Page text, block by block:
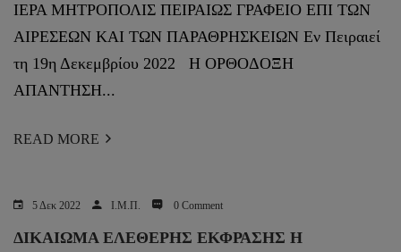
ΙΕΡΑ ΜΗΤΡΟΠΟΛΙΣ ΠΕΙΡΑΙΩΣ ΓΡΑΦΕΙΟ ΕΠΙ ΤΩΝ
ΑΙΡΕΣΕΩΝ ΚΑΙ ΤΩΝ ΠΑΡΑΘΡΗΣΚΕΙΩΝ Εν Πειραιεί
τη 19η Δεκεμβρίου 2022 Η ΟΡΘΟΔΟΞΗ
ΑΠΑΝΤΗΣΗ...
READ MORE
5 Δεκ 2022 Ι.Μ.Π. 0 Comment
ΔΙΚΑΙΩΜΑ ΕΛΕΘΕΡΗΣ ΕΚΦΡΑΣΗΣ Η